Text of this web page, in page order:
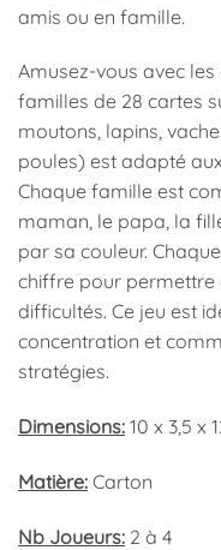
amis ou en famille.
Amusez-vous avec
familles de 28 cartes
moutons, lapins,
poules) est adapté
Chaque famille est
maman, le papa, la
par sa couleur.
chiffre pour permettre
difficultés. Ce jeu est
concentration et
stratégies.
Dimensions: 10 x 3,5 x
Matière: Carton
Nb Joueurs: 2 à 4